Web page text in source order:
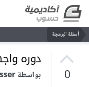
أسئلة البرمجة
0
دوره
بواسطة Yazan Yasser